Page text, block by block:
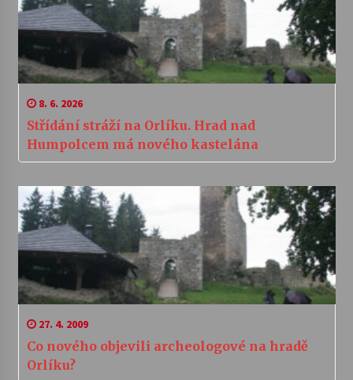
8. 6. 2026
Střídání stráží na Orlíku. Hrad nad
Humpolcem má nového kastelána
27. 4. 2009
Co nového objevili archeologové na hradě
Orlíku?